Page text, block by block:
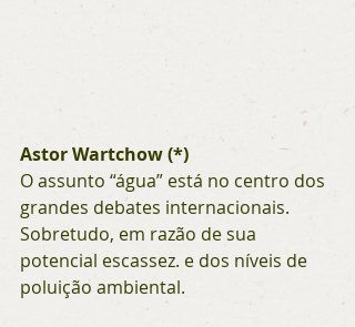
Astor Wartchow (*)
O assunto “água” está no centro dos
grandes debates internacionais.
Sobretudo, em razão de sua
potencial escassez. e dos níveis de
poluição ambiental.